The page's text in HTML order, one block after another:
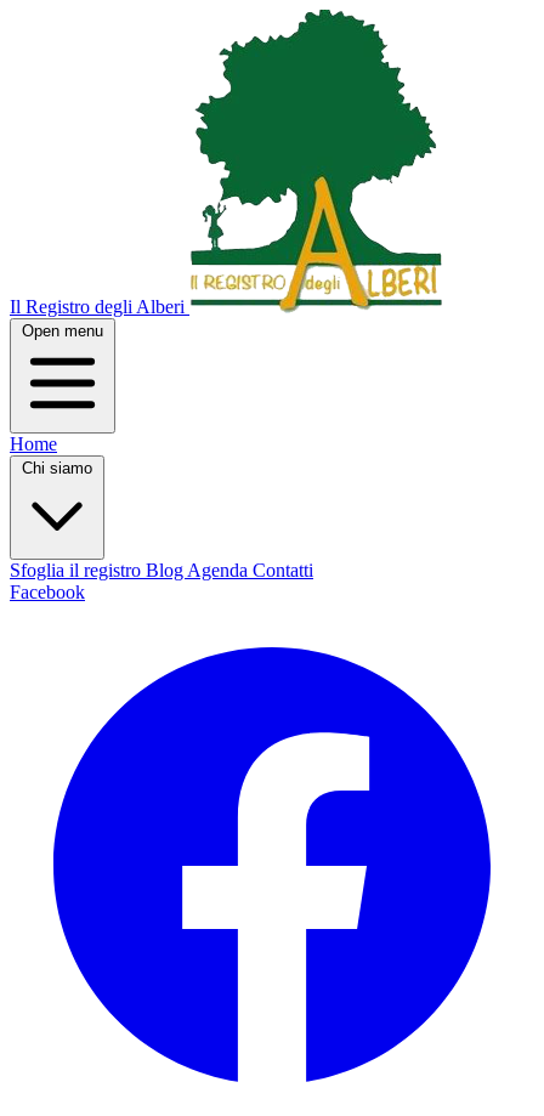
Il Registro degli Alberi
Open menu
Home
Chi siamo
Sfoglia il registro Blog Agenda Contatti
Facebook